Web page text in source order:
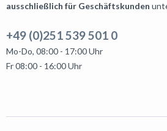
ausschließlich für Geschäftskunden
+49 (0)251 539 501 0
Mo-Do, 08:00 - 17:00 Uhr
Fr 08:00 - 16:00 Uhr